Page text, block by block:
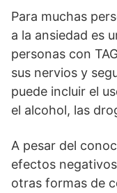
Para muchas
a la ansiedad es
personas con
sus nervios y
puede incluir el
el alcohol, las
A pesar del
efectos
otras formas de